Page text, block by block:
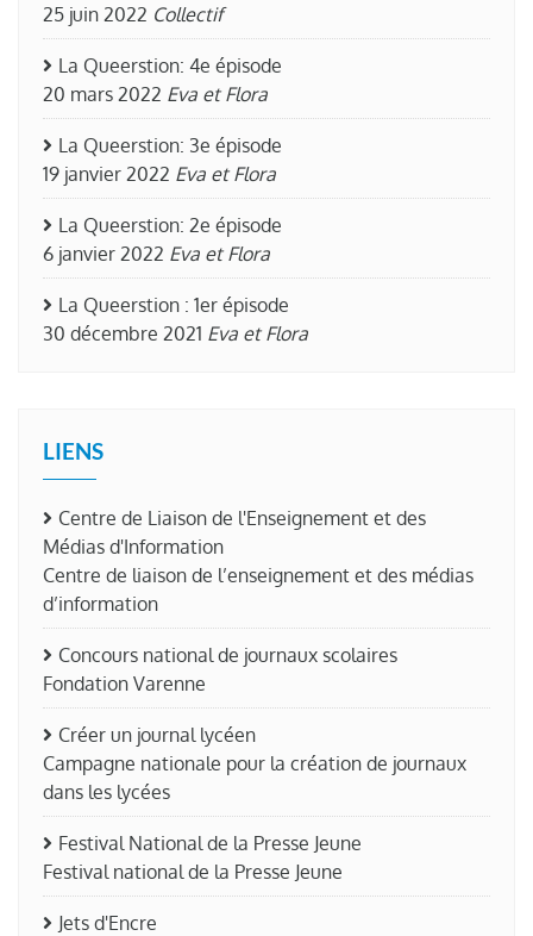
25 juin 2022 Collectif
La Queerstion: 4e épisode
20 mars 2022 Eva et Flora
La Queerstion: 3e épisode
19 janvier 2022 Eva et Flora
La Queerstion: 2e épisode
6 janvier 2022 Eva et Flora
La Queerstion : 1er épisode
30 décembre 2021 Eva et Flora
LIENS
Centre de Liaison de l'Enseignement et des
Médias d'Information
Centre de liaison de l’enseignement et des médias
d’information
Concours national de journaux scolaires
Fondation Varenne
Créer un journal lycéen
Campagne nationale pour la création de journaux
dans les lycées
Festival National de la Presse Jeune
Festival national de la Presse Jeune
Jets d'Encre